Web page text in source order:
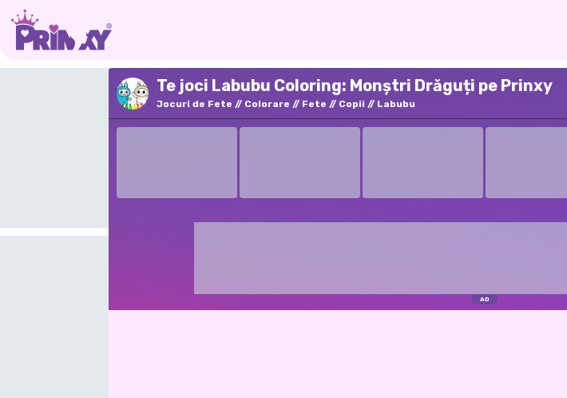
Te joci Labubu Coloring: Monștri Drăguți pe Prinxy
Jocuri de Fete Colorare Fete Copii Labubu